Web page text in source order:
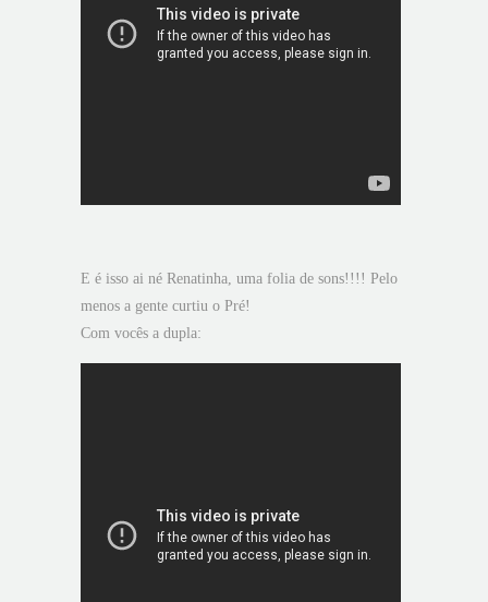
E é isso ai né Renatinha, uma folia de sons!!!! Pelo
menos a gente curtiu o Pré!
Com vocês a dupla: